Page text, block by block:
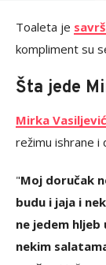
Toaleta je
kompliment su
Šta jede
Mirka
režimu ishrane i
"Moj doručak
budu i jaja i
ne jedem hljeb
nekim